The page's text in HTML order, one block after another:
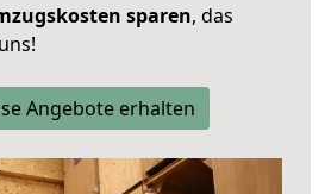
sparen, das
Angebote erhalten